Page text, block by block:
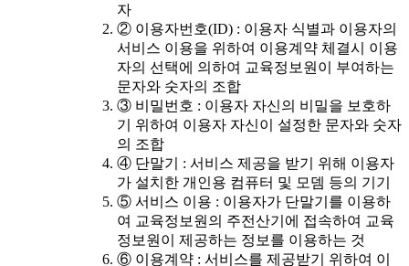
자
② 이용자번호(ID) : 이용자 식별과 이용자의
서비스 이용을 위하여 이용계약 체결시 이용
자의 선택에 의하여 교육정보원이 부여하는
문자와 숫자의 조합
③ 비밀번호 : 이용자 자신의 비밀을 보호하
기 위하여 이용자 자신이 설정한 문자와 숫자
의 조합
④ 단말기 : 서비스 제공을 받기 위해 이용자
가 설치한 개인용 컴퓨터 및 모뎀 등의 기기
⑤ 서비스 이용 : 이용자가 단말기를 이용하
여 교육정보원의 주전산기에 접속하여 교육
정보원이 제공하는 정보를 이용하는 것
⑥ 이용계약 : 서비스를 제공받기 위하여 이